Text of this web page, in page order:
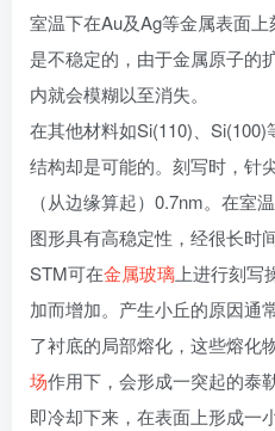
室温下在Au及Ag等金属表面
是不稳定的，由于金属原子的
内就会模糊以至消失。
在其他材料如Si(110)、
结构却是可能的。刻写时，针
（从边缘算起）0.7nm。在室
图形具有高稳定性，经很长时
STM可在金属玻璃 上进行刻
加而增加。产生小丘的原因通
了衬底的局部熔化，这些熔化
场作用下，会形成一突起的泰
即冷却下来，在表面上形成